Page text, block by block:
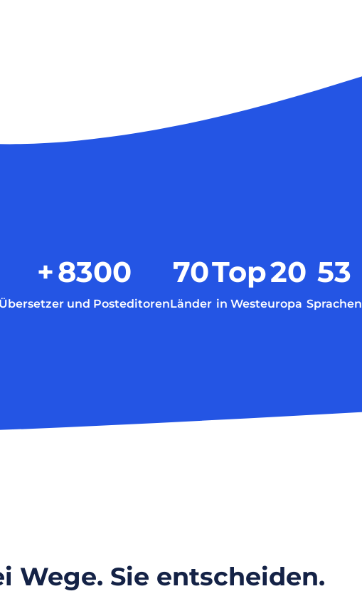
+8300
Übersetzer und Posteditoren
70
Länder
Top20
in Westeuropa
53
Sprachen
Wege. Sie entscheiden.